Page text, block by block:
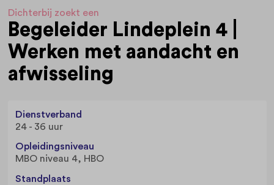
Dichterbij zoekt een
Begeleider Lindeplein 4 |
Werken met aandacht en
afwisseling
Dienstverband
24 - 36 uur
Opleidingsniveau
MBO niveau 4, HBO
Standplaats